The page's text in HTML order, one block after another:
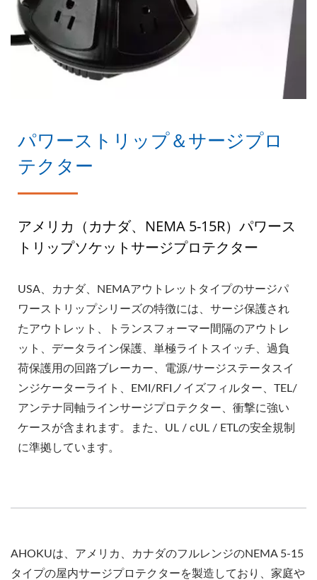
パワーストリップ＆サージプロ
テクター
アメリカ（カナダ、NEMA 5-15R）パワース
トリップソケットサージプロテクター
USA、カナダ、NEMAアウトレットタイプのサージパ
ワーストリップシリーズの特徴には、サージ保護され
たアウトレット、トランスフォーマー間隔のアウトレ
ット、データライン保護、単極ライトスイッチ、過負
荷保護用の回路ブレーカー、電源/サージステータスイ
ンジケーターライト、EMI/RFIノイズフィルター、TEL/
アンテナ同軸ラインサージプロテクター、衝撃に強い
ケースが含まれます。また、UL / cUL / ETLの安全規制
に準拠しています。
AHOKUは、アメリカ、カナダのフルレンジのNEMA 5-15
タイプの屋内サージプロテクターを製造しており、家庭や